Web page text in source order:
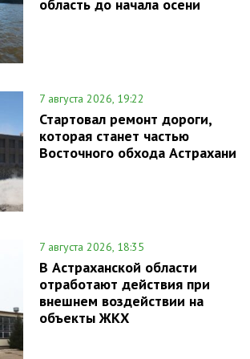
область до начала осени
7 августа 2026, 19:22
Стартовал ремонт дороги,
которая станет частью
Восточного обхода Астрахани
7 августа 2026, 18:35
В Астраханской области
отработают действия при
внешнем воздействии на
объекты ЖКХ